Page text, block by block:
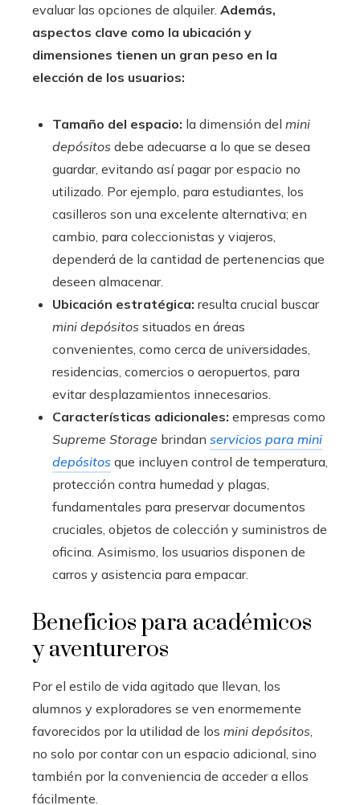
evaluar las opciones de alquiler. Además,
aspectos clave como la ubicación y
dimensiones tienen un gran peso en la
elección de los usuarios:
Tamaño del espacio: la dimensión del mini
depósitos debe adecuarse a lo que se desea
guardar, evitando así pagar por espacio no
utilizado. Por ejemplo, para estudiantes, los
casilleros son una excelente alternativa; en
cambio, para coleccionistas y viajeros,
dependerá de la cantidad de pertenencias que
deseen almacenar.
Ubicación estratégica: resulta crucial buscar
mini depósitos situados en áreas
convenientes, como cerca de universidades,
residencias, comercios o aeropuertos, para
evitar desplazamientos innecesarios.
Características adicionales: empresas como
Supreme Storage brindan servicios para mini
depósitos que incluyen control de temperatura,
protección contra humedad y plagas,
fundamentales para preservar documentos
cruciales, objetos de colección y suministros de
oficina. Asimismo, los usuarios disponen de
carros y asistencia para empacar.
Beneficios para académicos
y aventureros
Por el estilo de vida agitado que llevan, los
alumnos y exploradores se ven enormemente
favorecidos por la utilidad de los mini depósitos
no solo por contar con un espacio adicional, sino
también por la conveniencia de acceder a ellos
fácilmente.